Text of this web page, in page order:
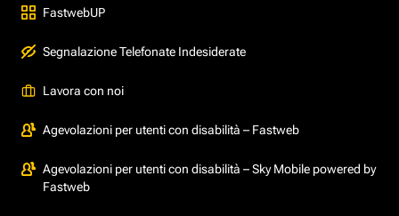
FastwebUP
Segnalazione Telefonate Indesiderate
Lavora con noi
Agevolazioni per utenti con disabilità – Fastweb
Agevolazioni per utenti con disabilità – Sky Mobile powered by
Fastweb